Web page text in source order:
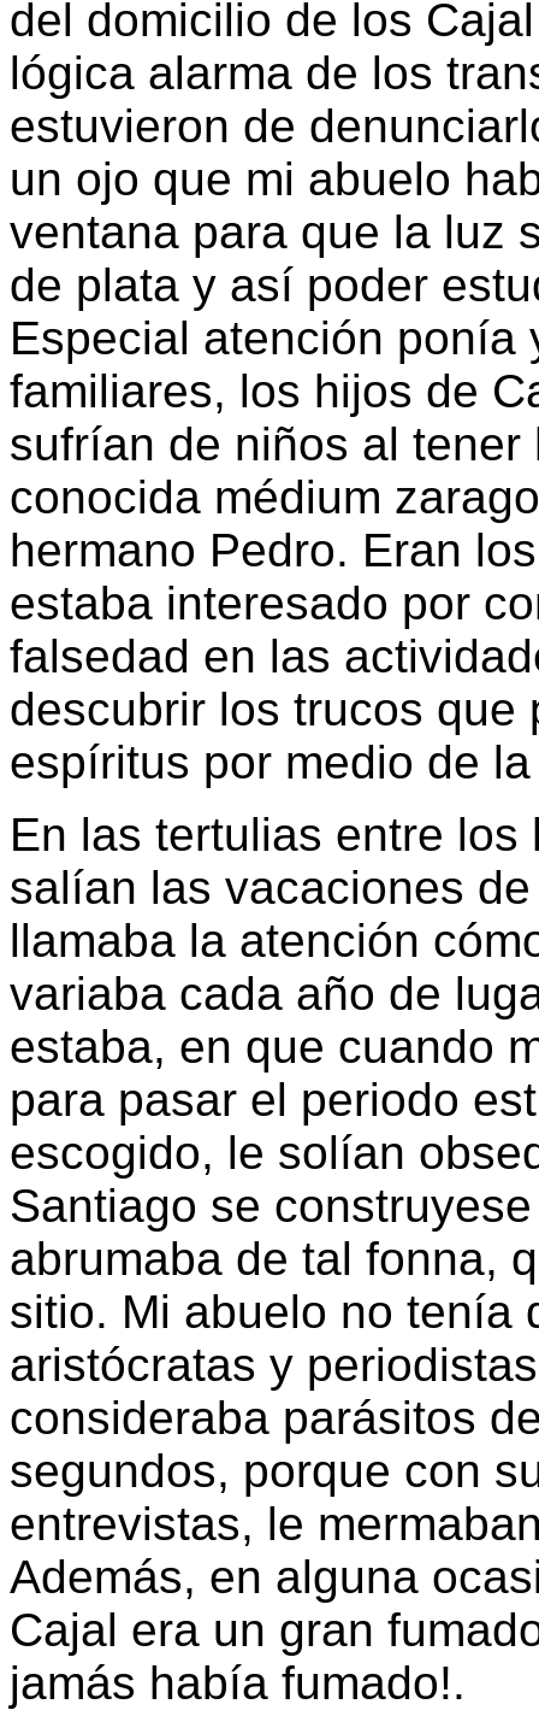
del domicilio de los
lógica alarma de los
estuvieron de
un ojo que mi abuelo
ventana para que la luz
de plata y así poder
Especial atención ponía
familiares, los hijos de
sufrían de niños al
conocida médium
hermano Pedro. Eran
estaba interesado por
falsedad en las
descubrir los trucos
espíritus por medio de
En las tertulias entre
salían las vacaciones
llamaba la atención
variaba cada año de
estaba, en que cuando
para pasar el periodo
escogido, le solían
Santiago se
abrumaba de tal fonna,
sitio. Mi abuelo no tenía
aristócratas y
consideraba parásitos
segundos, porque con
entrevistas, le
Además, en alguna
Cajal era un gran
jamás había fumado!.